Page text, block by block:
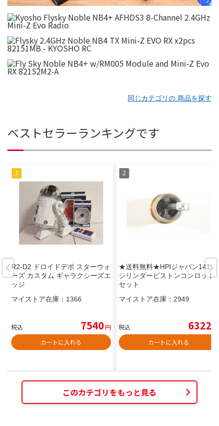
同じカテゴリの 商品を探す
ベストセラーランキングです
R2-D2 ドロイドデポ スターウォ
ーズ カスタム ギャラクシーズエ
ッジ
マイストア在庫： 1366
税込 7540円
カートに入れる
★送料無料★HPIジャパン1411
シリンダーピストンコンロッド
セット
マイストア在庫： 2949
税込 6322
カートに入れる
このカテゴリをもっと見る